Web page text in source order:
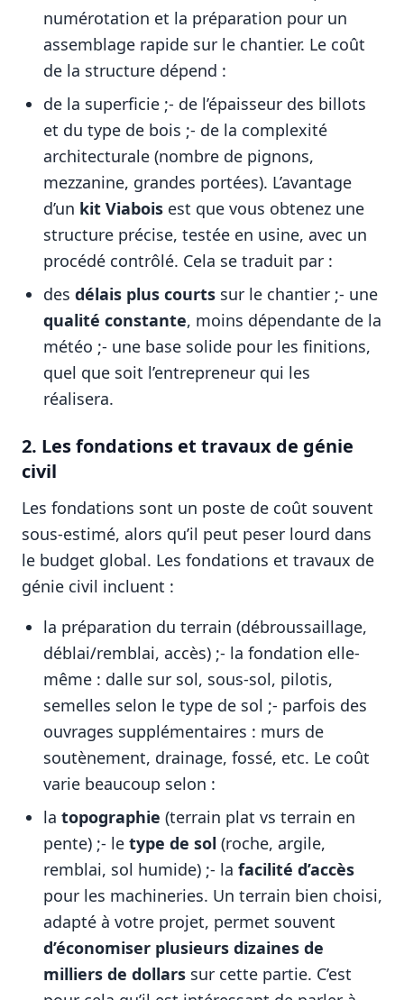
numérotation et la préparation pour un
assemblage rapide sur le chantier. Le coût
de la structure dépend :
de la superficie ;- de l’épaisseur des billots
et du type de bois ;- de la complexité
architecturale (nombre de pignons,
mezzanine, grandes portées). L’avantage
d’un kit Viabois est que vous obtenez une
structure précise, testée en usine, avec un
procédé contrôlé. Cela se traduit par :
des délais plus courts sur le chantier ;- une
qualité constante, moins dépendante de la
météo ;- une base solide pour les finitions,
quel que soit l’entrepreneur qui les
réalisera.
2. Les fondations et travaux de génie
civil
Les fondations sont un poste de coût souvent
sous-estimé, alors qu’il peut peser lourd dans
le budget global. Les fondations et travaux de
génie civil incluent :
la préparation du terrain (débroussaillage,
déblai/remblai, accès) ;- la fondation elle-
même : dalle sur sol, sous-sol, pilotis,
semelles selon le type de sol ;- parfois des
ouvrages supplémentaires : murs de
soutènement, drainage, fossé, etc. Le coût
varie beaucoup selon :
la topographie (terrain plat vs terrain en
pente) ;- le type de sol (roche, argile,
remblai, sol humide) ;- la facilité d’accès
pour les machineries. Un terrain bien choisi,
adapté à votre projet, permet souvent
d’économiser plusieurs dizaines de
milliers de dollars sur cette partie. C’est